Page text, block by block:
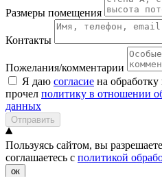
Размеры помещения
Контакты
Пожелания/комментарии
Я даю согласие на
прочел политику в отношении
данных
Отправить
Пользуясь сайтом, вы
соглашаетесь с политикой
ок